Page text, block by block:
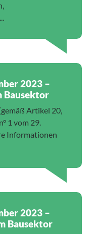
2023 –
Bausektor
Artikel 20,
1 vom 29.
Informationen
2023 –
Bausektor